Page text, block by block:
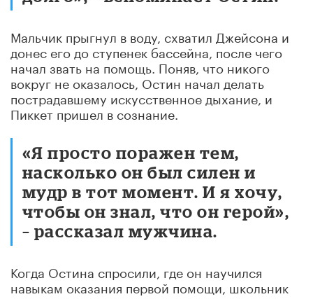
Мальчик прыгнул в воду, схватил Джейсона и
донес его до ступенек бассейна, после чего
начал звать на помощь. Поняв, что никого
вокруг не оказалось, Остин начал делать
пострадавшему искусственное дыхание, и
Пиккет пришел в сознание.
«Я просто поражен тем,
насколько он был силен и
мудр в тот момент. И я хочу,
чтобы он знал, что он герой»,
– рассказал мужчина.
Когда Остина спросили, где он научился
навыкам оказания первой помощи, школьник